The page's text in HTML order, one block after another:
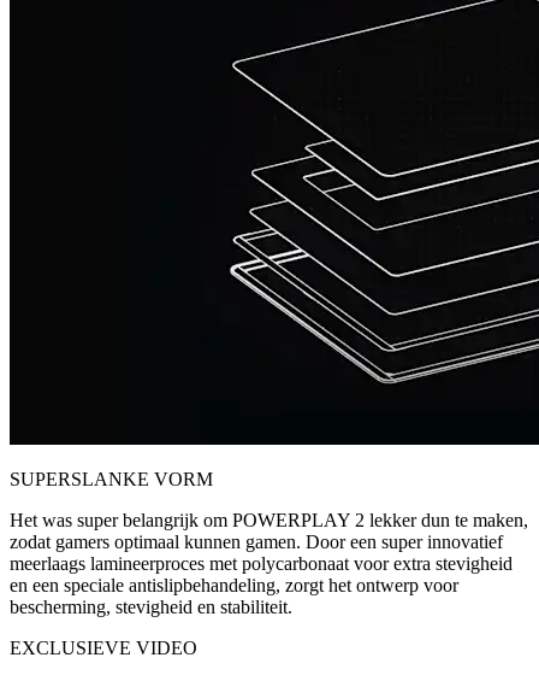
SUPERSLANKE VORM
Het was super belangrijk om POWERPLAY 2 lekker dun te maken,
zodat gamers optimaal kunnen gamen. Door een super innovatief
meerlaags lamineerproces met polycarbonaat voor extra stevigheid
en een speciale antislipbehandeling, zorgt het ontwerp voor
bescherming, stevigheid en stabiliteit.
EXCLUSIEVE VIDEO